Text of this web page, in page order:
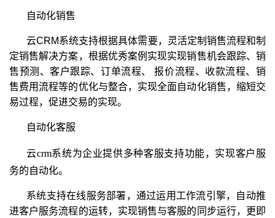
自动化销售
云CRM系统支持根据具体需要，灵活定制销售流程和制
定销售解决方案，根据优秀案例实现实现销售机会跟踪、销
售预测、客户跟踪、订单流程、 报价流程、收款流程、销
售费用流程等的优化与整合，实现全面自动化销售，缩短交
易过程，促进交易的实现。
自动化客服
云crm系统为企业提供多种客服支持功能，实现客户服
务的自动化。
系统支持在线服务部署，通过运用工作流引擎，自动推
进客户服务流程的运转，实现销售与客服的同步运行，更即